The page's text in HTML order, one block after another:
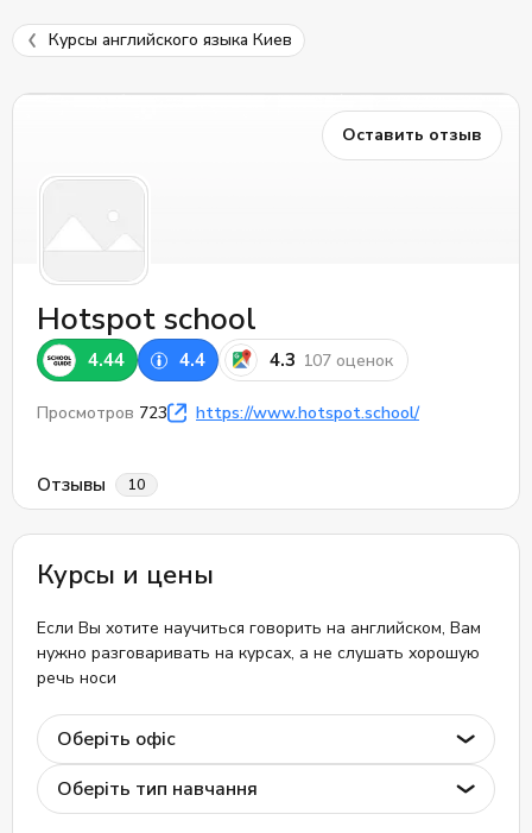
Курсы английского языка Киев
Оставить отзыв
Hotspot school
4.44 4.4 4.3 107 оценок
Просмотров 723 https://www.hotspot.school/
Отзывы 10
Курсы и цены
Если Вы хотите научиться говорить на английском, Вам
нужно разговаривать на курсах, а не слушать хорошую
речь носи
Оберіть офіс
Оберіть тип навчання